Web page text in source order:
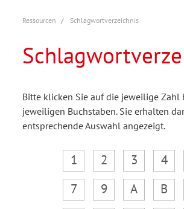
Ressourcen Schlagwortverzeichnis
Bitte klicken Sie auf die jeweilige Zahl
jeweiligen Buchstaben. Sie erhalten
entsprechende Auswahl angezeigt.
1 2 3 4
7
9 A B